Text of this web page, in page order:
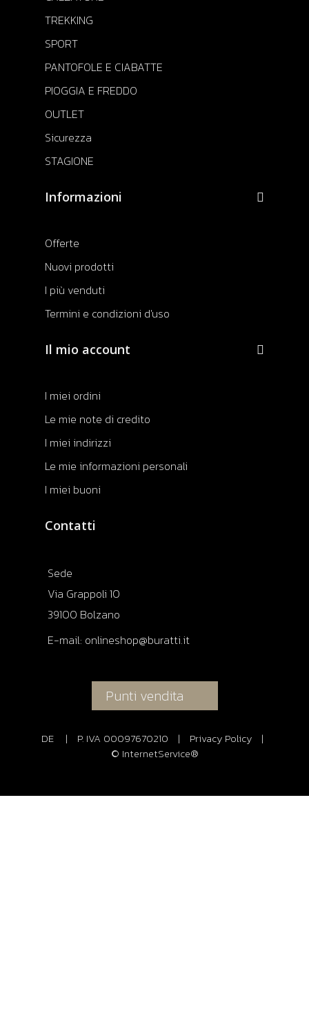
TREKKING
SPORT
PANTOFOLE E CIABATTE
PIOGGIA E FREDDO
OUTLET
Sicurezza
STAGIONE
Informazioni
Offerte
Nuovi prodotti
I più venduti
Termini e condizioni d'uso
Il mio account
I miei ordini
Le mie note di credito
I miei indirizzi
Le mie informazioni personali
I miei buoni
Contatti
Sede
Via Grappoli 10
39100 Bolzano
E-mail: onlineshop@buratti.it
Punti vendita
DE | P. IVA 00097670210 | Privacy Policy
|
© InternetService®